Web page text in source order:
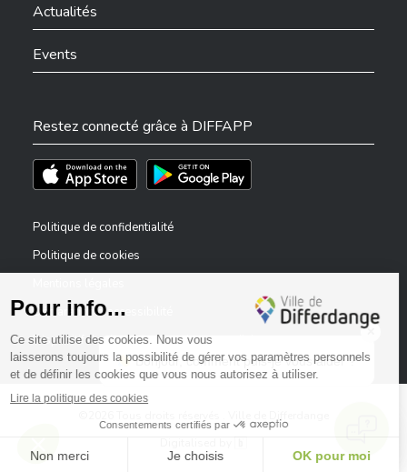
Actualités
Events
Restez connecté grâce à DIFFAPP
Téléchargez l'app sur l'App StoreTéléchargez l'app sur Play Store
Politique de confidentialité
Politique de cookies
Déclaration d’accessibilité
Dispositif de signalement — lanceurs d’alerte
©2026 Tous droits réservés . Ville de Differdange
✕
Bonjour, comment puis-je vous aider ?